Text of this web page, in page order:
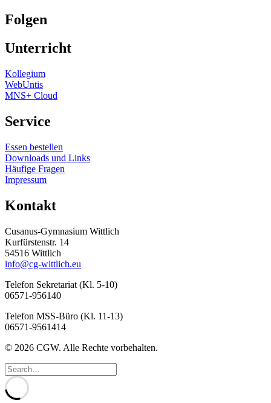
Folgen
Unterricht
Kollegium
WebUntis
MNS+ Cloud
Service
Essen bestellen
Downloads und Links
Häufige Fragen
Impressum
Kontakt
Cusanus-Gymnasium Wittlich
Kurfürstenstr. 14
54516 Wittlich
info@cg-wittlich.eu
Telefon Sekretariat (Kl. 5-10)
06571-956140
Telefon MSS-Büro (Kl. 11-13)
06571-9561414
© 2026 CGW. Alle Rechte vorbehalten.